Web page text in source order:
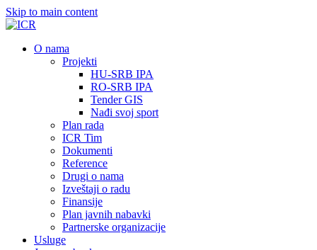
Skip to main content
О nama
Projekti
HU-SRB IPA
RO-SRB IPA
Tender GIS
Nađi svoj sport
Plan rada
ICR Tim
Dokumenti
Reference
Drugi o nama
Izveštaji o radu
Finansije
Plan javnih nabavki
Partnerske organizacije
Usluge